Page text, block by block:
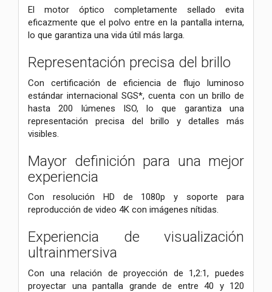
El motor óptico completamente sellado evita
eficazmente que el polvo entre en la pantalla interna,
lo que garantiza una vida útil más larga.
Representación precisa del brillo
Con certificación de eficiencia de flujo luminoso
estándar internacional SGS*, cuenta con un brillo de
hasta 200 lúmenes ISO, lo que garantiza una
representación precisa del brillo y detalles más
visibles.
Mayor definición para una mejor
experiencia
Con resolución HD de 1080p y soporte para
reproducción de video 4K con imágenes nítidas.
Experiencia de visualización
ultrainmersiva
Con una relación de proyección de 1,2:1, puedes
proyectar una pantalla grande de entre 40 y 120